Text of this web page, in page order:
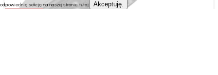
odpowiednią sekcją na naszej stronie.tutaj Akceptuję.